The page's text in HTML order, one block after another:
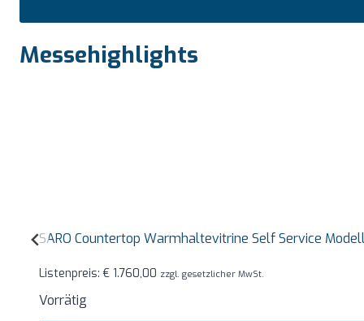
Messehighlights
SARO Countertop Warmhaltevitrine Self Service
Listenpreis: € 1.760,00 zzgl. gesetzlicher MwSt.
Vorrätig